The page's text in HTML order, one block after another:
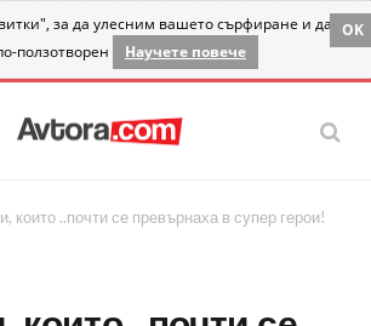
за да улесним вашето сърфиране и да
ползотворен
Научете повече
OK
които ..почти се превърнаха в супер герои!